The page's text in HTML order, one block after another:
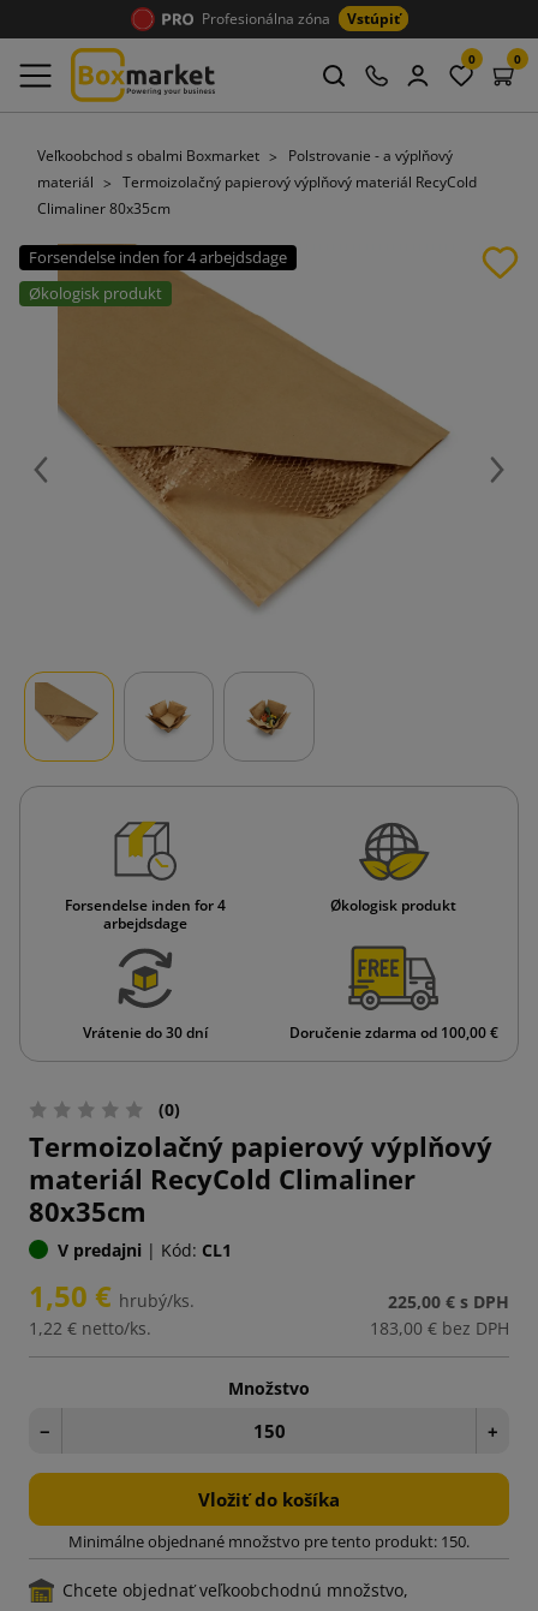
Profesionálna zóna Vstúpiť
0 0
Veľkoobchod s obalmi Boxmarket
Polstrovanie - a výplňový
materiál
Termoizolačný papierový výplňový materiál RecyCold
Climaliner 80x35cm
Forsendelse inden for 4 arbejdsdage
Økologisk produkt
Späť Ďalej
Forsendelse inden for 4
arbejdsdage
Økologisk produkt
Vrátenie do 30 dní Doručenie zdarma od 100,00 €
(0)
Termoizolačný papierový výplňový
materiál RecyCold Climaliner
80x35cm
V predajni | Kód: CL1
1,50 € hrubý/ks.
1,22 € netto/ks.
225,00 € s DPH
183,00 € bez DPH
Množstvo
− +
Vložiť do košíka
Minimálne objednané množstvo pre tento produkt: 150.
Chcete objednať veľkoobchodnú množstvo,